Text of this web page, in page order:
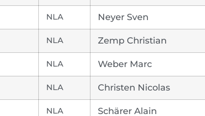
NLA Neyer Sven
NLA Zemp Christian
NLA Weber Marc
NLA Christen Nicolas
NLA Schärer Alain